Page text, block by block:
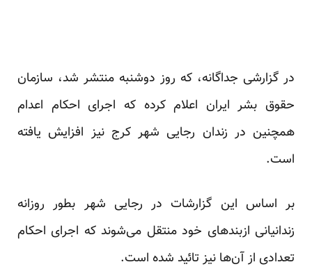
در گزارشی جداگانه، که روز دوشنبه منتشر شد، سازمان
حقوق بشر ایران اعلام کرده که اجرای احکام اعدام
همچنین در زندان رجایی شهر کرج نیز افزایش یافته
است.
بر اساس این گزارشات در رجایی شهر بطور روزانە
زندانیانی ازبندهای خود منتقل می‌شوند کە اجرای احکام
تعدادی از آن‌ها نیز تائید شدە است.